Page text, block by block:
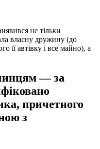
не тільки
власну дружину (до
її автівку і все майно), а
— за
причетного
з